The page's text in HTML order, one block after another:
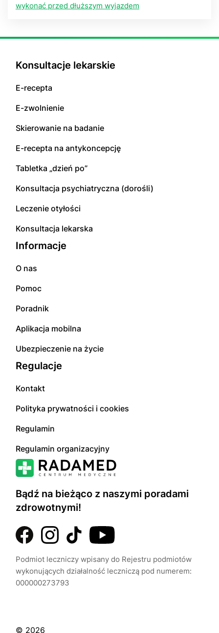
wykonać przed dłuższym wyjazdem
Bądź na bieżąco z naszymi poradami
zdrowotnymi!
Podmiot leczniczy wpisany do Rejestru podmiotów
wykonujących działalność leczniczą pod numerem:
000000273793
Konsultacje lekarskie
E-recepta
E-zwolnienie
Skierowanie na badanie
E-recepta na antykoncepcję
Tabletka „dzień po”
Konsultacja psychiatryczna (dorośli)
Leczenie otyłości
Konsultacja lekarska
Informacje
O nas
Pomoc
Poradnik
Aplikacja mobilna
Ubezpieczenie na życie
Regulacje
Kontakt
Polityka prywatności i cookies
Regulamin
Regulamin organizacyjny
© 2026